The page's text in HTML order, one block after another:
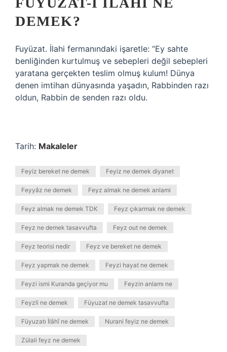
DEMEK?
Fuyüzat. İlahi fermanındaki işaretle: “Ey sahte
benliğinden kurtulmuş ve sebepleri değil sebepleri
yaratana gerçekten teslim olmuş kulum! Dünya
denen imtihan dünyasında yaşadın, Rabbinden razı
oldun, Rabbin de senden razı oldu.
Tarih: Makaleler
Feyiz bereket ne demek Feyiz ne demek diyanet
Feyyâz ne demek Feyz almak ne demek anlami
Feyz almak ne demek TDK Feyz çıkarmak ne demek
Feyz ne demek tasavvufta Feyz out ne demek
Feyz teorisi nedir Feyz ve bereket ne demek
Feyz yapmak ne demek Feyzi hayat ne demek
Feyzi ismi Kuranda geçiyor mu Feyzin anlamı ne
Feyzli ne demek Füyuzat ne demek tasavvufta
Füyuzatı İlâhî ne demek Nurani feyiz ne demek
Zülali feyz ne demek